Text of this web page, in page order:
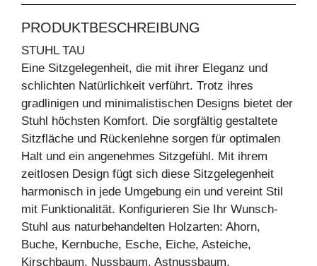
PRODUKTBESCHREIBUNG
STUHL TAU
Eine Sitzgelegenheit, die mit ihrer Eleganz und
schlichten Natürlichkeit verführt. Trotz ihres
gradlinigen und minimalistischen Designs bietet der
Stuhl höchsten Komfort. Die sorgfältig gestaltete
Sitzfläche und Rückenlehne sorgen für optimalen
Halt und ein angenehmes Sitzgefühl. Mit ihrem
zeitlosen Design fügt sich diese Sitzgelegenheit
harmonisch in jede Umgebung ein und vereint Stil
mit Funktionalität. Konfigurieren Sie Ihr Wunsch-
Stuhl aus naturbehandelten Holzarten: Ahorn,
Buche, Kernbuche, Esche, Eiche, Asteiche,
Kirschbaum, Nussbaum, Astnussbaum.